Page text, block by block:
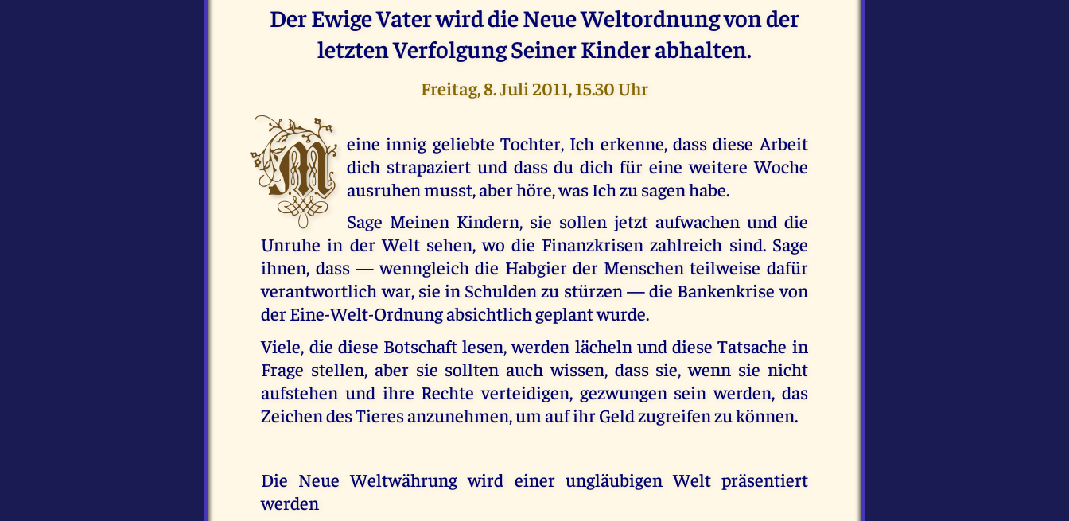
Der Ewige Vater wird die Neue Weltordnung von der
letzten Verfolgung Seiner Kinder abhalten.
Freitag, 8. Juli 2011, 15.30 Uhr
M eine innig geliebte Tochter, Ich erkenne, dass diese Arbeit
dich strapaziert und dass du dich für eine weitere Woche
ausruhen musst, aber höre, was Ich zu sagen habe.
Sage Meinen Kindern, sie sollen jetzt aufwachen und die
Unruhe in der Welt sehen, wo die Finanzkrisen zahlreich sind. Sage
ihnen, dass — wenngleich die Habgier der Menschen teilweise dafür
verantwortlich war, sie in Schulden zu stürzen — die Bankenkrise von
der Eine-Welt-Ordnung absichtlich geplant wurde.
Viele, die diese Botschaft lesen, werden lächeln und diese Tatsache in
Frage stellen, aber sie sollten auch wissen, dass sie, wenn sie nicht
aufstehen und ihre Rechte verteidigen, gezwungen sein werden, das
Zeichen des Tieres anzunehmen, um auf ihr Geld zugreifen zu können.
Die Neue Weltwährung wird einer ungläubigen Welt präsentiert
werden